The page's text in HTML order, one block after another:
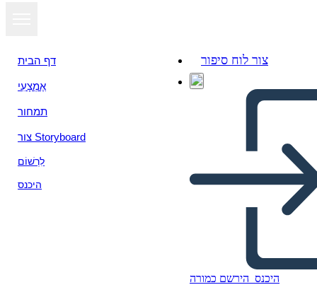
דף הבית
אֶמְצָעִי
תמחור
צור Storyboard
לִרְשׁוֹם
היכנס
צור לוח סיפור
היכנס הירשם כמורה